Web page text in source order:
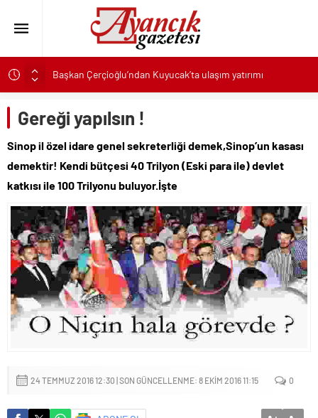
Başkan Çerçioğlu’ndan Kuyucak’ta ulaşım yatırımı
Canik’te Tüm Çocuklar Hediyelerine Kavuşuyor
Karşıyaka’nın patileri, yeni yuvalarına kavuşmayı bekliyor
memuru oldu
TeosFest 2026, “yarın 2027 için başlıyoruz” mesajıyla sona
erdi
ASAT’tan eş zamanlı altyapı ve asfalt çalışması
Türk Kızılay Gazze’de artan salgın hastalıklara karşı hijyen kiti
ve temiz içme suyu dağıtıyor
Selçuklu’da yollar yenileniyor ulaşım daha konforlu hale
geliyor
Başkan Çerçioğlu’ndan Köşk’te altyapı yatırımı
Başkan Altay: ‘Bosna Hersek Mahallemizdeki Fera Şubemizi
bu yıl itibariyle açmayı planlıyoruz’
Gereği yapılsın !
Sinop il özel idare genel sekreterliği demek,Sinop’un kasası
demektir! Kendi bütçesi 40 Trilyon (Eski para ile) devlet
katkısı ile 100 Trilyonu buluyor.İşte
24 TEMMUZ 2016 12:30 | SON GÜNCELLENME: 8 EKIM 2016 11:15 0